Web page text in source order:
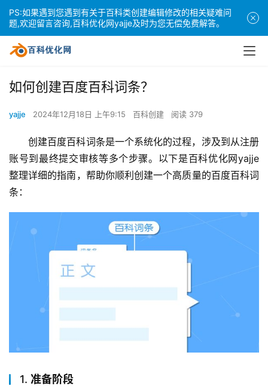
如何创建百度百科词条？
yajje 2024年12月18日 上午9:15 百科创建 阅读 379
创建百度百科词条是一个系统化的过程，涉及到从注册
账号到最终提交审核等多个步骤。以下是百科优化网yajje
整理详细的指南，帮助你顺利创建一个高质量的百度百科词
条：
1. 准备阶段
PS:如果遇到您遇到有关于百科类创建编辑修改的相关疑难问
题,欢迎留言咨询,百科优化网yajje及时为您无偿免费解答。